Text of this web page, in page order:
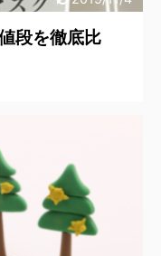
段を徹底比